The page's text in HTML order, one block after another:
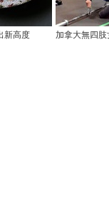
新高度 加拿大無四